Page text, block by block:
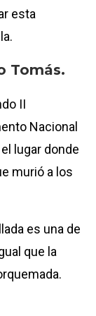
esta
Tomás.
II
Nacional
lugar donde
murió a los
es una de
que la